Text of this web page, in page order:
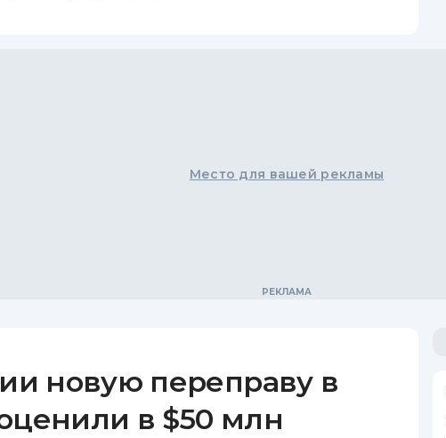
Место для вашей рекламы
новую переправу в
в $50 млн